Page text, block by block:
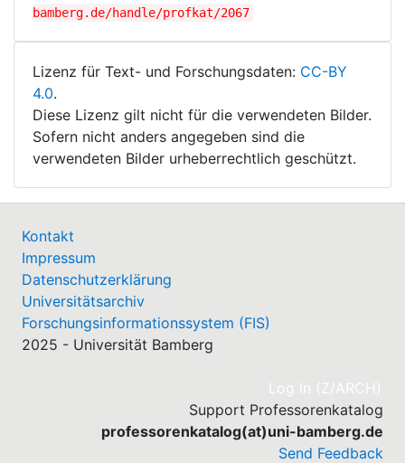
bamberg.de/handle/profkat/2067
Lizenz für Text- und Forschungsdaten: CC-BY
4.0.
Diese Lizenz gilt nicht für die verwendeten Bilder.
Sofern nicht anders angegeben sind die
verwendeten Bilder urheberrechtlich geschützt.
Kontakt
Impressum
Datenschutzerklärung
Universitätsarchiv
Forschungsinformationssystem (FIS)
2025 - Universität Bamberg
Log In (Z/ARCH)
Support Professorenkatalog
professorenkatalog(at)uni-bamberg.de
Send Feedback